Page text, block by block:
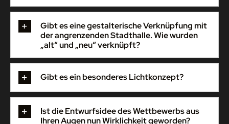
Gibt es eine gestalterische Verknüpfung mit
der angrenzenden Stadthalle. Wie wurden
„alt“ und „neu“ verknüpft?
Gibt es ein besonderes Lichtkonzept?
Ist die Entwurfsidee des Wettbewerbs aus
Ihren Augen nun Wirklichkeit geworden?